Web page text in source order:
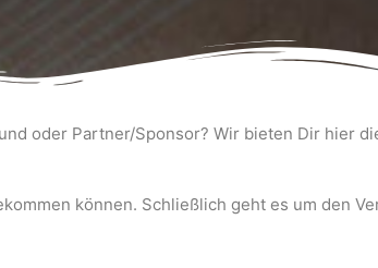
oder Partner/Sponsor? Wir bieten Dir hier
können. Schließlich geht es um den